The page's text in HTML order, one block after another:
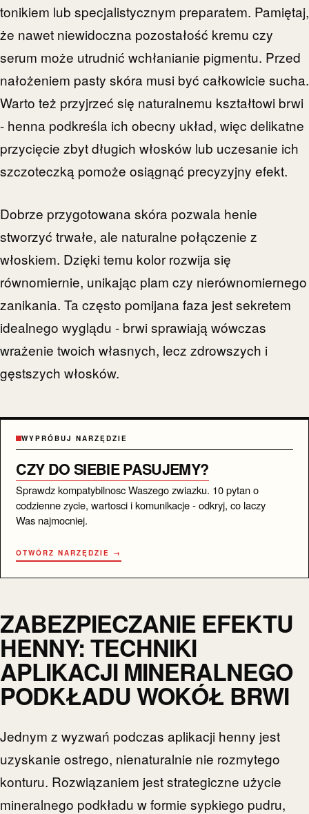
tonikiem lub specjalistycznym preparatem. Pamiętaj,
że nawet niewidoczna pozostałość kremu czy
serum może utrudnić wchłanianie pigmentu. Przed
nałożeniem pasty skóra musi być całkowicie sucha.
Warto też przyjrzeć się naturalnemu kształtowi brwi
- henna podkreśla ich obecny układ, więc delikatne
przycięcie zbyt długich włosków lub uczesanie ich
szczoteczką pomoże osiągnąć precyzyjny efekt.
Dobrze przygotowana skóra pozwala henie
stworzyć trwałe, ale naturalne połączenie z
włoskiem. Dzięki temu kolor rozwija się
równomiernie, unikając plam czy nierównomiernego
zanikania. Ta często pomijana faza jest sekretem
idealnego wyglądu - brwi sprawiają wówczas
wrażenie twoich własnych, lecz zdrowszych i
gęstszych włosków.
WYPRÓBUJ NARZĘDZIE
CZY DO SIEBIE PASUJEMY?
Sprawdz kompatybilnosc Waszego zwiazku. 10 pytan o
codzienne zycie, wartosci i komunikacje - odkryj, co laczy
Was najmocniej.
OTWÓRZ NARZĘDZIE →
ZABEZPIECZANIE EFEKTU
HENNY: TECHNIKI
APLIKACJI MINERALNEGO
PODKŁADU WOKÓŁ BRWI
Jednym z wyzwań podczas aplikacji henny jest
uzyskanie ostrego, nienaturalnie nie rozmytego
konturu. Rozwiązaniem jest strategiczne użycie
mineralnego podkładu w formie sypkiego pudru,